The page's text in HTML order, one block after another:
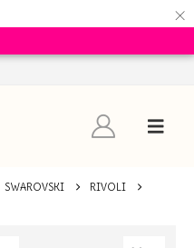
×
SWAROVSKI
RIVOLI